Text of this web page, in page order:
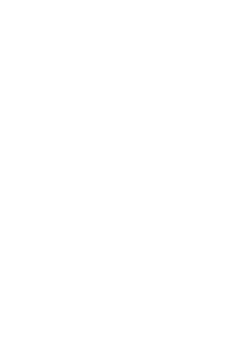
をご了承くださ
ようお願いしま
にご登録され
社の共同利用者
」に記載されて
ず変更すること
はありません。
品に未対応品が
年1月12日よ
) : 1000ppm、
、
ない年数を意
要な手段を講じ
これらの製造装
通知します。
、取り引きをい